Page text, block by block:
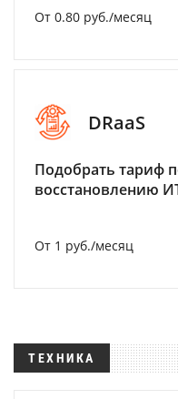
От 0.80 руб./месяц
DRaaS
Подобрать тариф
восстановлению
От 1 руб./месяц
ТЕХНИКА